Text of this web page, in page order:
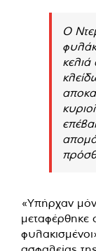
Ο
«Υπήρχαν
μεταφέρθηκε